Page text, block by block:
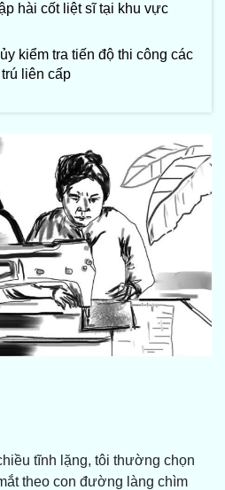
hài cốt liệt sĩ tại khu vực
kiểm tra tiến độ thi công các
liên cấp
tĩnh lặng, tôi thường chọn
theo con đường làng chìm